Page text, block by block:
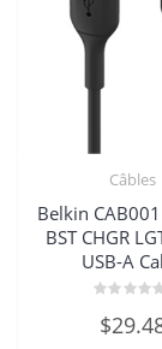
Câbles
Belkin
BST CHGR
USB-A
0
out
$